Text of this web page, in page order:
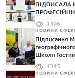
ПІДПИСАЛА
1306
НОВИНИ
Підписання
Школи
1345
НОВИНИ